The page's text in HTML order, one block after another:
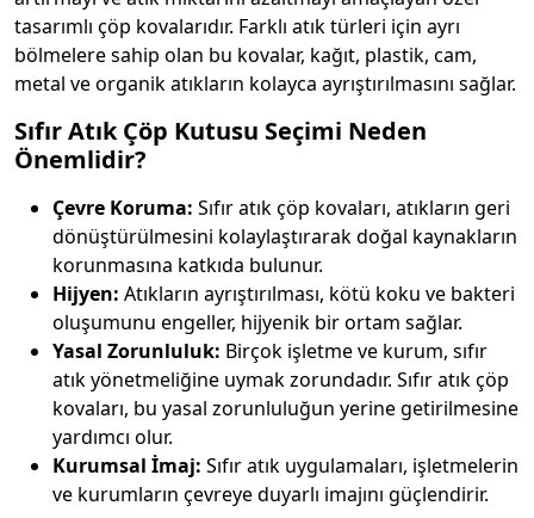
tasarımlı çöp kovalarıdır. Farklı atık türleri için ayrı
bölmelere sahip olan bu kovalar, kağıt, plastik, cam,
metal ve organik atıkların kolayca ayrıştırılmasını sağlar.
Sıfır Atık Çöp Kutusu Seçimi Neden
Önemlidir?
Çevre Koruma: Sıfır atık çöp kovaları, atıkların geri
dönüştürülmesini kolaylaştırarak doğal kaynakların
korunmasına katkıda bulunur.
Hijyen: Atıkların ayrıştırılması, kötü koku ve bakteri
oluşumunu engeller, hijyenik bir ortam sağlar.
Yasal Zorunluluk: Birçok işletme ve kurum, sıfır
atık yönetmeliğine uymak zorundadır. Sıfır atık çöp
kovaları, bu yasal zorunluluğun yerine getirilmesine
yardımcı olur.
Kurumsal İmaj: Sıfır atık uygulamaları, işletmelerin
ve kurumların çevreye duyarlı imajını güçlendirir.